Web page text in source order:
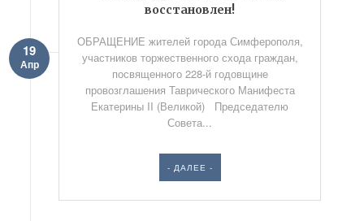
восстановлен!
19
Апр
ОБРАЩЕНИЕ жителей города Симферополя,
участников торжественного схода граждан,
посвященного 228-й годовщине
провозглашения Таврического Манифеста
Екатерины II (Великой) Председателю
Совета...
- ДАЛЕЕ -